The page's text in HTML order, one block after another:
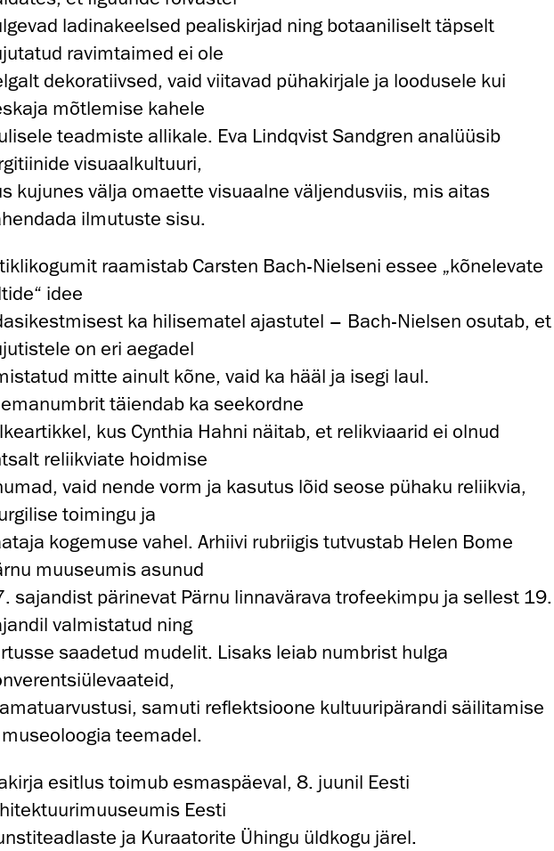
ladinakeelsed pealiskirjad ning botaaniliselt täpselt
ravimtaimed ei ole
dekoratiivsed, vaid viitavad pühakirjale ja loodusele kui
mõtlemise kahele
teadmiste allikale. Eva Lindqvist Sandgren analüüsib
visuaalkultuuri,
kujunes välja omaette visuaalne väljendusviis, mis aitas
ilmutuste sisu.
raamistab Carsten Bach-Nielseni essee „kõnelevate
idee
ka hilisematel ajastutel – Bach-Nielsen osutab, et
on eri aegadel
mitte ainult kõne, vaid ka hääl ja isegi laul.
täiendab ka seekordne
kus Cynthia Hahni näitab, et relikviaarid ei olnud
reliikviate hoidmise
vaid nende vorm ja kasutus lõid seose pühaku reliikvia,
toimingu ja
kogemuse vahel. Arhiivi rubriigis tutvustab Helen Bome
muuseumis asunud
sajandist pärinevat Pärnu linnavärava trofeekimpu ja sellest 19.
valmistatud ning
saadetud mudelit. Lisaks leiab numbrist hulga
samuti reflektsioone kultuuripärandi säilitamise
teemadel.
esitlus toimub esmaspäeval, 8. juunil Eesti
Eesti
ja Kuraatorite Ühingu üldkogu järel.